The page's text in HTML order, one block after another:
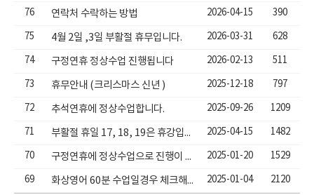
76 연락처 수락하는 방법 2026-04-15 390
75 4월 2일 ,3일 부활절 휴무입니다. 2026-03-31 628
74 구정연휴 정상수업 진행됩니다 2026-02-13 511
73 휴무안내 (크리스마스 신년 ) 2025-12-18 797
72 추석연휴에 정상수업합니다. 2025-09-26 1209
71 부활절 휴일 17, 18, 19은 휴강입니다. 2025-04-15 1482
70 구정연휴에 정상수업으로 진행이 됩니다. 2025-01-20 1529
69 화상영어 60분 수업일경우 체크해야할 사항 2025-01-04 2120